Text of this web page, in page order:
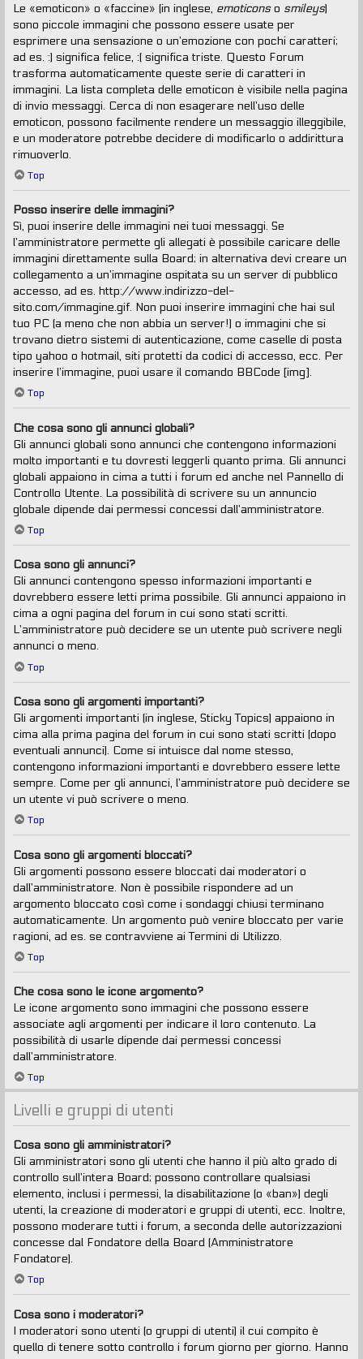
Le «emoticon» o «faccine» (in inglese, emoticonso smileys)
sono piccole immagini che possono essere usate per
esprimere una sensazione o un’emozione con pochi caratteri;
ad es. :) significa felice, :( significa triste. Questo Forum
trasforma automaticamente queste serie di caratteri in
immagini. La lista completa delle emoticon è visibile nella pagina
di invio messaggi. Cerca di non esagerare nell’uso delle
emoticon, possono facilmente rendere un messaggio illeggibile,
e un moderatore potrebbe decidere di modificarlo o addirittura
rimuoverlo.
Top
Posso inserire delle immagini?
Sì, puoi inserire delle immagini nei tuoi messaggi. Se
l’amministratore permette gli allegati è possibile caricare delle
immagini direttamente sulla Board; in alternativa devi creare un
collegamento a un’immagine ospitata su un server di pubblico
accesso, ad es. http://www.indirizzo-del-
sito.com/immagine.gif. Non puoi inserire immagini che hai sul
tuo PC (a meno che non abbia un server!) o immagini che si
trovano dietro sistemi di autenticazione, come caselle di posta
tipo yahoo o hotmail, siti protetti da codici di accesso, ecc. Per
inserire l’immagine, puoi usare il comando BBCode [img].
Top
Che cosa sono gli annunci globali?
Gli annunci globali sono annunci che contengono informazioni
molto importanti e tu dovresti leggerli quanto prima. Gli annunci
globali appaiono in cima a tutti i forum ed anche nel Pannello di
Controllo Utente. La possibilità di scrivere su un annuncio
globale dipende dai permessi concessi dall’amministratore.
Top
Cosa sono gli annunci?
Gli annunci contengono spesso informazioni importanti e
dovrebbero essere letti prima possibile. Gli annunci appaiono in
cima a ogni pagina del forum in cui sono stati scritti.
L’amministratore può decidere se un utente può scrivere negli
annunci o meno.
Top
Cosa sono gli argomenti importanti?
Gli argomenti importanti (in inglese, Sticky Topics) appaiono in
cima alla prima pagina del forum in cui sono stati scritti (dopo
eventuali annunci). Come si intuisce dal nome stesso,
contengono informazioni importanti e dovrebbero essere lette
sempre. Come per gli annunci, l’amministratore può decidere se
un utente vi può scrivere o meno.
Top
Cosa sono gli argomenti bloccati?
Gli argomenti possono essere bloccati dai moderatori o
dall’amministratore. Non è possibile rispondere ad un
argomento bloccato così come i sondaggi chiusi terminano
automaticamente. Un argomento può venire bloccato per varie
ragioni, ad es. se contravviene ai Termini di Utilizzo.
Top
Che cosa sono le icone argomento?
Le icone argomento sono immagini che possono essere
associate agli argomenti per indicare il loro contenuto. La
possibilità di usarle dipende dai permessi concessi
dall’amministratore.
Top
Livelli e gruppi di utenti
Cosa sono gli amministratori?
Gli amministratori sono gli utenti che hanno il più alto grado di
controllo sull’intera Board; possono controllare qualsiasi
elemento, inclusi i permessi, la disabilitazione (o «ban») degli
utenti, la creazione di moderatori e gruppi di utenti, ecc. Inoltre,
possono moderare tutti i forum, a seconda delle autorizzazioni
concesse dal Fondatore della Board (Amministratore
Fondatore).
Top
Cosa sono i moderatori?
I moderatori sono utenti (o gruppi di utenti) il cui compito è
quello di tenere sotto controllo i forum giorno per giorno. Hanno